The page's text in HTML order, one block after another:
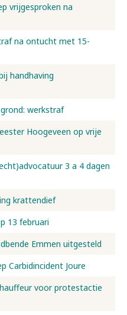
vrijgesproken na
na ontucht met 15-
handhaving
werkstraf
Hoogeveen op vrije
3 a 4 dagen
krattendief
13 februari
Emmen uitgesteld
Carbidincident Joure
voor protestactie